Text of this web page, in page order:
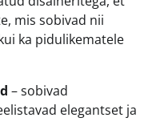
mis sobivad nii
ka pidulikematele
– sobivad
elegantset ja